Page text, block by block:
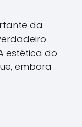
da
estética do
embora